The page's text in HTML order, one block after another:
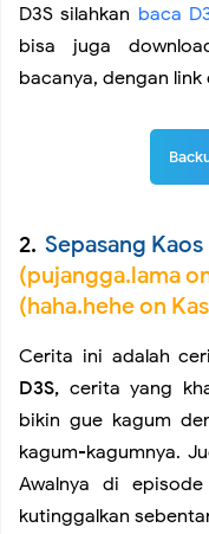
D3S silahkan baca
bisa juga
bacanya, dengan link
2. Sepasang
(pujangga.lama
(haha.hehe on
Cerita ini adalah
D3S, cerita yang
bikin gue kagum
kagum-kagumnya.
Awalnya di
kutinggalkan